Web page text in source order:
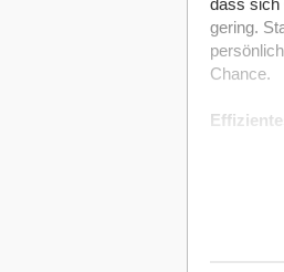
dass sich
gering.
Chance.
Die